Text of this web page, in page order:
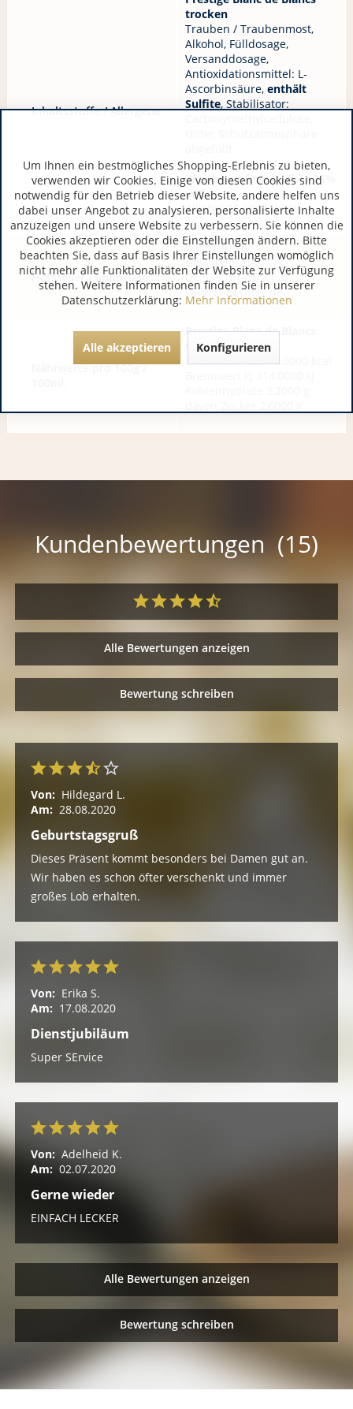
Inhaltsstoffe / Allergene:
trocken
Trauben / Traubenmost,
Alkohol, Fülldosage,
Versanddosage,
Antioxidationsmittel: L-
Ascorbinsäure, enthält
Sulfite, Stabilisator:
Weinbergpfirsich Likör 25%
vol.
Alkohol 25,0000 Vol.%
Hersteller / Importeur:
Weinhaus &
GourmetBrogsitter
DE 53501 Grafschaft
www.brogsitter.de
Nährwerte pro 100g /
Prestige Blanc de Blancs
trocken
Brennwert kcal 75,0000 kcal
Kundenbewertungen (15)
Alle Bewertungen anzeigen
Bewertung schreiben
Von: Hildegard L.
Am: 28.08.2020
Geburtstagsgruß
Dieses Präsent kommt besonders bei Damen gut an.
Wir haben es schon öfter verschenkt und immer
großes Lob erhalten.
Von: Erika S.
Am: 17.08.2020
Dienstjubiläum
Super SErvice
Von: Adelheid K.
Am: 02.07.2020
Gerne wieder
EINFACH LECKER
Alle Bewertungen anzeigen
Bewertung schreiben
Um Ihnen ein bestmögliches Shopping-Erlebnis zu bieten,
verwenden wir Cookies. Einige von diesen Cookies sind
notwendig für den Betrieb dieser Website, andere helfen uns
dabei unser Angebot zu analysieren, personalisierte Inhalte
anzuzeigen und unsere Website zu verbessern. Sie können die
Cookies akzeptieren oder die Einstellungen ändern. Bitte
beachten Sie, dass auf Basis Ihrer Einstellungen womöglich
nicht mehr alle Funktionalitäten der Website zur Verfügung
stehen. Weitere Informationen finden Sie in unserer
Datenschutzerklärung: Mehr Informationen
Alle akzeptieren Konfigurieren